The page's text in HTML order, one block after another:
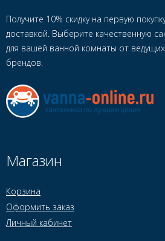
Получите 10% скидку на первую
доставкой. Выберите качественную
для вашей ванной комнаты от
брендов.
Магазин
Корзина
Оформить заказ
Личный кабинет